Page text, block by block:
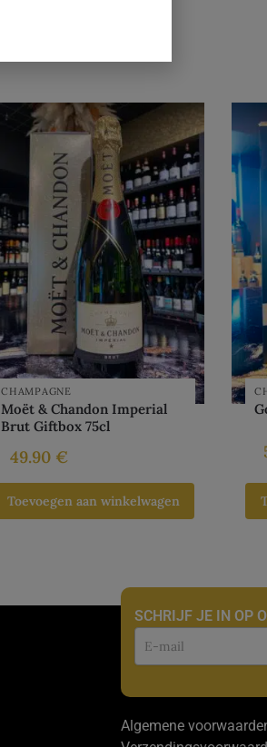
CHAMPAGNE
Moët & Chandon Imperial
Brut Giftbox 75cl
49.90 €
Toevoegen aan winkelwagen
SCHRIJF JE IN OP
Nieuwsbrief
Algemene